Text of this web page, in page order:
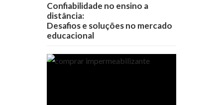
Confiabilidade no ensino a
distância:
Desafios e soluções no mercado
educacional